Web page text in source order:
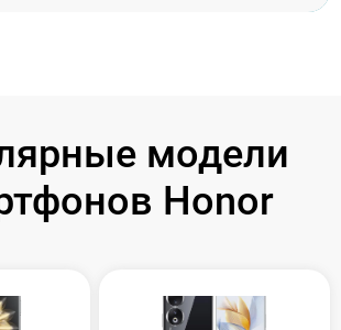
модели
Honor